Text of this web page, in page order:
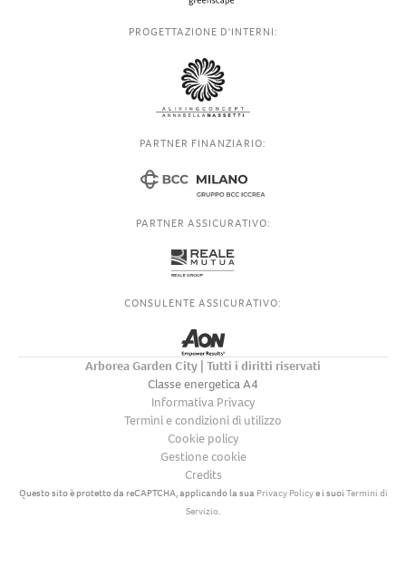
PROGETTAZIONE D'INTERNI:
PARTNER FINANZIARIO:
PARTNER ASSICURATIVO:
CONSULENTE ASSICURATIVO:
Arborea Garden City | Tutti i diritti riservati
Classe energetica A4
Informativa Privacy
Termini e condizioni di utilizzo
Cookie policy
Gestione cookie
Credits
Questo sito è protetto da reCAPTCHA, applicando la sua Privacy Policye i suoiTermini di
Servizio.